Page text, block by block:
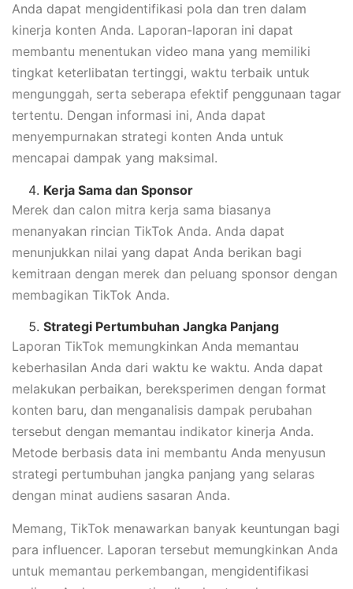
Anda dapat mengidentifikasi pola dan tren dalam
kinerja konten Anda. Laporan-laporan ini dapat
membantu menentukan video mana yang memiliki
tingkat keterlibatan tertinggi, waktu terbaik untuk
mengunggah, serta seberapa efektif penggunaan tagar
tertentu. Dengan informasi ini, Anda dapat
menyempurnakan strategi konten Anda untuk
mencapai dampak yang maksimal.
Kerja Sama dan Sponsor
Merek dan calon mitra kerja sama biasanya
menanyakan rincian TikTok Anda. Anda dapat
menunjukkan nilai yang dapat Anda berikan bagi
kemitraan dengan merek dan peluang sponsor dengan
membagikan TikTok Anda.
Strategi Pertumbuhan Jangka Panjang
Laporan TikTok memungkinkan Anda memantau
keberhasilan Anda dari waktu ke waktu. Anda dapat
melakukan perbaikan, bereksperimen dengan format
konten baru, dan menganalisis dampak perubahan
tersebut dengan memantau indikator kinerja Anda.
Metode berbasis data ini membantu Anda menyusun
strategi pertumbuhan jangka panjang yang selaras
dengan minat audiens sasaran Anda.
Memang, TikTok menawarkan banyak keuntungan bagi
para influencer. Laporan tersebut memungkinkan Anda
untuk memantau perkembangan, mengidentifikasi